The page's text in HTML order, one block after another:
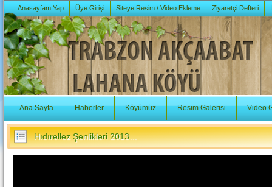
Anasayfam Yap Üye Girişi Siteye Resim / Video Ekleme Ziyaretçi Defteri
Ana Sayfa Haberler Köyümüz Resim Galerisi Video
Hıdırellez Şenlikleri 2013...